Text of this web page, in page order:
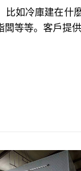
比如冷庫建在什
等等。客戶提